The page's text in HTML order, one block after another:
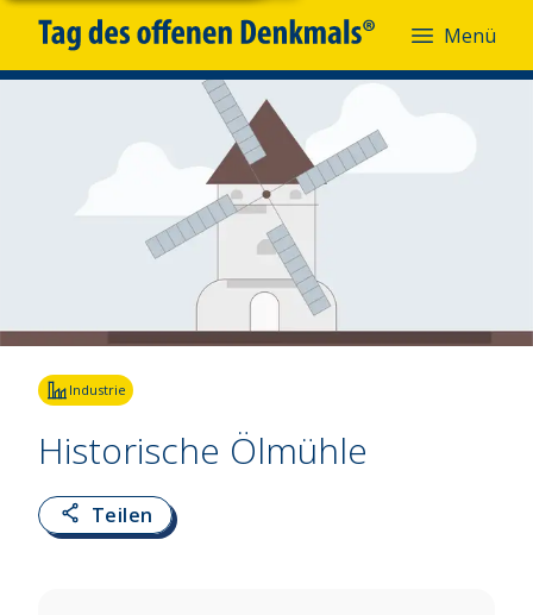
Menü
Industrie
Historische Ölmühle
Teilen